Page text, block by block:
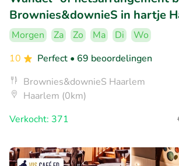
Brownies&downieS in hartje
Morgen Za Zo Ma Di
Wo
10
Perfect • 69 beoordelingen
Brownies&downieS Haarlem
Haarlem (0km)
Verkocht: 371